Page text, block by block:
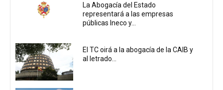
La Abogacía del Estado
representará a las empresas
públicas Ineco y...
El TC oirá a la abogacía de la CAIB y
al letrado...